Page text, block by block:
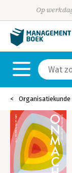
Op
Organisatiekunde